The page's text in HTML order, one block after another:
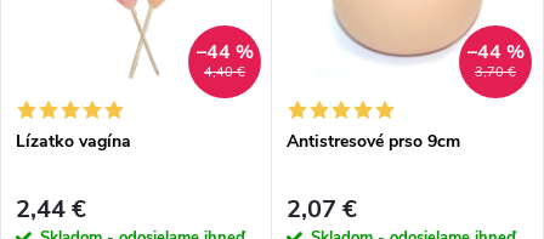
4,40 €
–44 %
Lízatko vagína
2,44 €
3,70 €
–44 %
Antistresové prso 9cm
2,07 €